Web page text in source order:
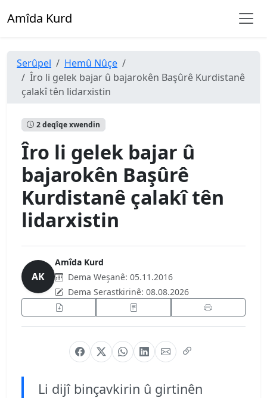
Amîda Kurd
Serûpel
Hemû Nûçe
Îro li gelek bajar û bajarokên Başûrê Kurdistanê
çalakî tên lidarxistin
2 deqîqe xwendin
Îro li gelek bajar û
bajarokên Başûrê
Kurdistanê çalakî tên
lidarxistin
AK
Amîda Kurd
Dema Weşanê: 05.11.2016
Dema Serastkirinê: 08.08.2026
Li dijî binçavkirin û girtinên